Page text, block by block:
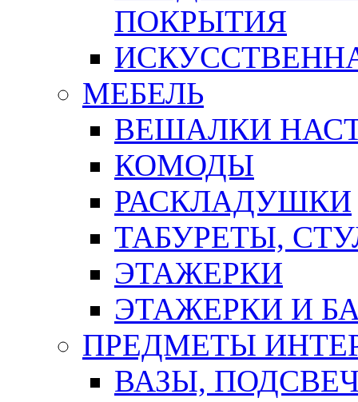
ПОКРЫТИЯ
МЕБЕЛЬ
ВЕШАЛКИ
КОМОДЫ
РАСКЛАДУШКИ
ТАБУРЕТЫ,
ЭТАЖЕРКИ
ЭТАЖЕРКИ И
ПРЕДМЕТЫ
ВАЗЫ,